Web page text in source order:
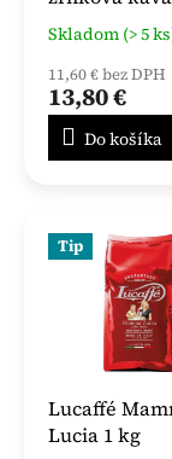
Skladom (> 5
11,60 € bez DPH
13,80 €
Do košíka
Tip
Lucaffé
Lucia 1 kg